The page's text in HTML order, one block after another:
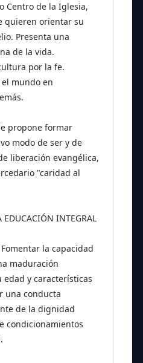
Centro de la Iglesia,
quieren orientar su
Presenta una
de la vida.
por la fe.
mundo en
propone formar
modo de ser y de
liberación evangélica,
"caridad al
EDUCACIÓN INTEGRAL
la capacidad
maduración
y características
una conducta
de la dignidad
condicionamientos